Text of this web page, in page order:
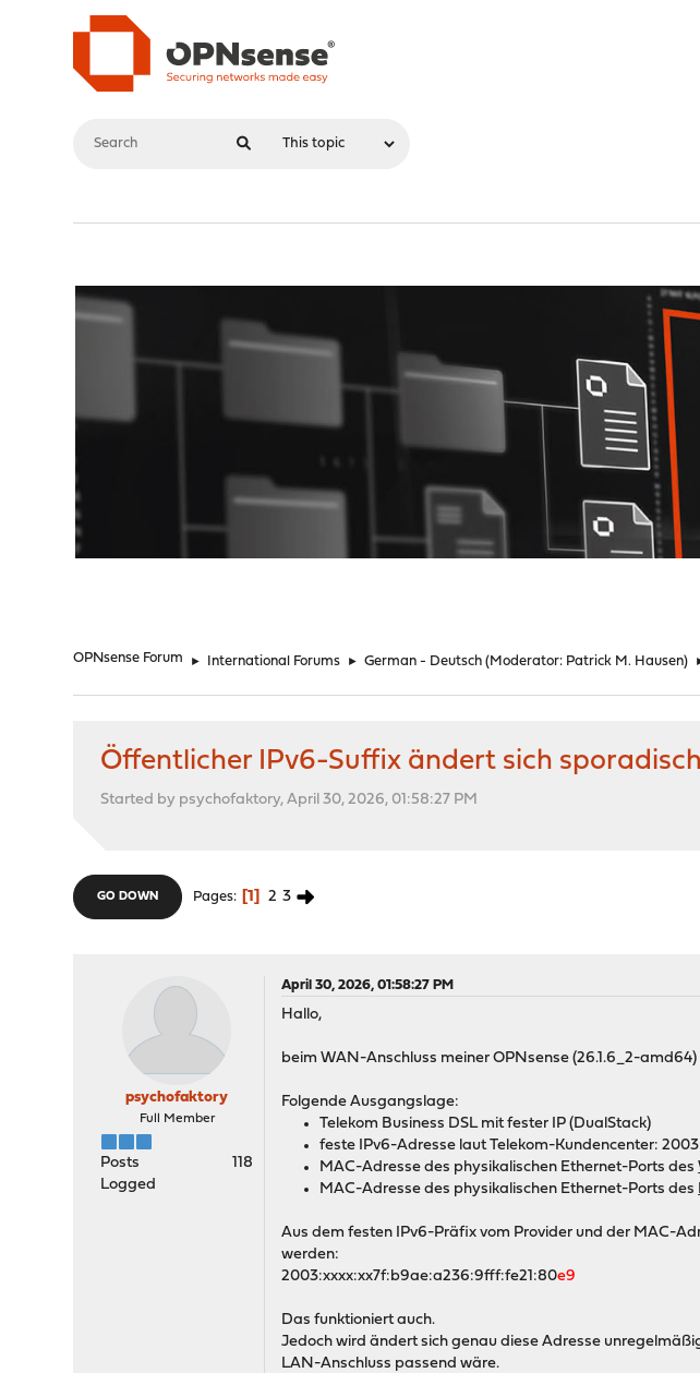
OPNsense Forum ► International Forums ► German - Deutsch (Moderator: Patrick M. Hausen)
Öffentlicher IPv6-Suffix ändert sich sporadisch
Started by psychofaktory, April 30, 2026, 01:58:27 PM
GO DOWN Pages 1 2 3
psychofaktory
Full Member
Posts
118
Logged
April 30, 2026, 01:58:27 PM
Hallo,
beim WAN-Anschluss meiner OPNsense (26.1.6_2-
Folgende Ausgangslage:
Telekom Business DSL mit fester IP (DualStack)
feste IPv6-Adresse laut Telekom-Kundencenter:
MAC-Adresse des physikalischen Ethernet-Ports des
MAC-Adresse des physikalischen Ethernet-Ports des
Aus dem festen IPv6-Präfix vom Provider und der MAC-
werden:
2003:xxxx:xx7f:b9ae:a236:9fff:fe21:80e9
Das funktioniert auch.
Jedoch wird ändert sich genau diese Adresse
LAN-Anschluss passend wäre.